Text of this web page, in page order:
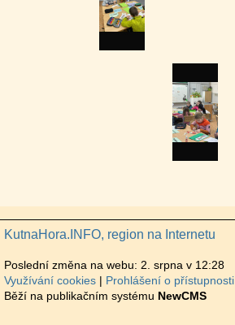
KutnaHora.INFO, region na Internetu
Poslední změna na webu: 2. srpna v 12:28
Využívání cookies
Prohlášení o přístupnosti
Běží na publikačním systému NewCMS